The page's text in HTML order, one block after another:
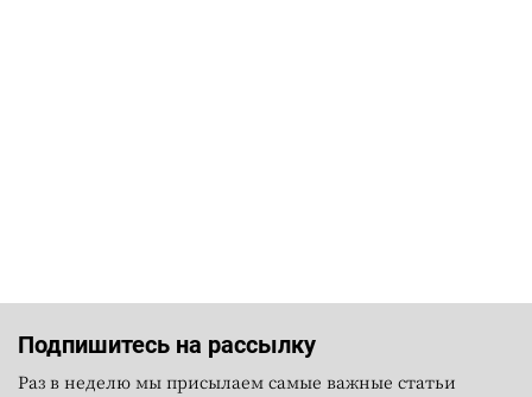
Подпишитесь на рассылку
Раз в неделю мы присылаем самые важные статьи